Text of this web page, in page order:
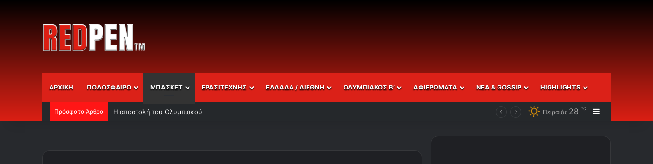
ΑΡΧΙΚΗ ΠΟΔΟΣΦΑΙΡΟ ΜΠΑΣΚΕΤ ΕΡΑΣΙΤΕΧΝΗΣ ΕΛΛΑΔΑ / ΔΙΕΘΝΗ ΟΛΥΜΠΙΑΚΟΣ Β’ ΑΦΙΕΡΩΜΑΤΑ ΝΕΑ & GOSSIP HIGHLIGHTS
Πρόσφατα Άρθρα Η αποστολή του Ολυμπιακού Πειραιάς 28 ℃ Sidebar